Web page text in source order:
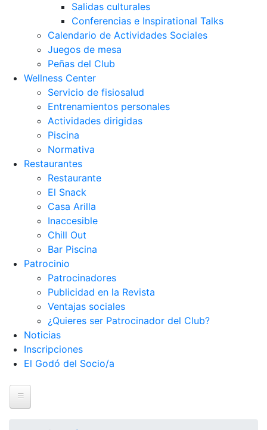
Salidas culturales
Conferencias e Inspirational Talks
Calendario de Actividades Sociales
Juegos de mesa
Peñas del Club
Wellness Center
Servicio de fisiosalud
Entrenamientos personales
Actividades dirigidas
Piscina
Normativa
Restaurantes
Restaurante
El Snack
Casa Arilla
Inaccesible
Chill Out
Bar Piscina
Patrocinio
Patrocinadores
Publicidad en la Revista
Ventajas sociales
¿Quieres ser Patrocinador del Club?
Noticias
Inscripciones
El Godó del Socio/a